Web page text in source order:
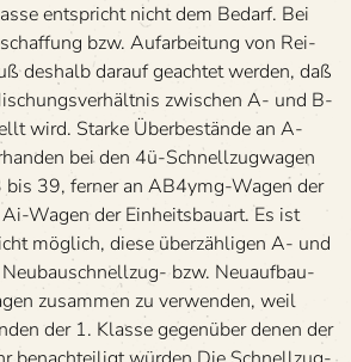
ent­spricht nicht dem Bedarf. Bei
bzw. Auf­ar­bei­tung von Rei­
des­halb dar­auf geach­tet wer­den, daß
zwi­schen A- und B-
wird. Starke Über­be­stände an A-
bei den 4ü-Schnell­zug­wa­gen
bis 39, fer­ner an AB4ymg-Wagen der
Wagen der Ein­heits­bau­art. Es ist
mög­lich, diese über­zäh­li­gen A- und
bzw. Neu­auf­bau­
zusam­men zu ver­wen­den, weil
der 1. Klasse gegen­über denen der